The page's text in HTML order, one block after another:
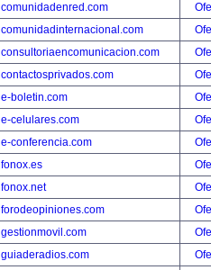
comunidadenred.com
comunidadinternacional.com
consultoriaencomunicacion.com
contactosprivados.com
e-boletin.com
e-celulares.com
e-conferencia.com
fonox.es
fonox.net
forodeopiniones.com
gestionmovil.com
guiaderadios.com